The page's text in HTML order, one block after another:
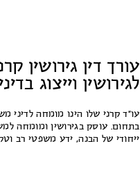
עורך דין גירושין
לגירושין וייצוג
עו״ד קרני שלו הינו מומחה לדיני
בתחום. עוסק בגירושין ומומחה
ייחודי של הבנה, ידע משפטי רב